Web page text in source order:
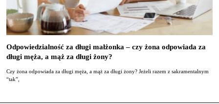
Odpowiedzialność za długi małżonka – czy żona odpowiada za
długi męża, a mąż za długi żony?
Czy żona odpowiada za długi męża, a mąż za długi żony? Jeżeli razem z sakramentalnym
“tak”,